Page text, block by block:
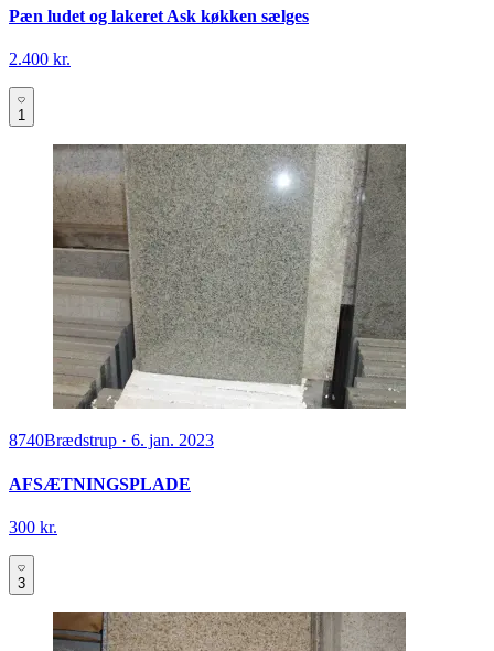
Pæn ludet og lakeret Ask køkken sælges
2.400 kr.
1
8740Brædstrup · 6. jan. 2023
AFSÆTNINGSPLADE
300 kr.
3